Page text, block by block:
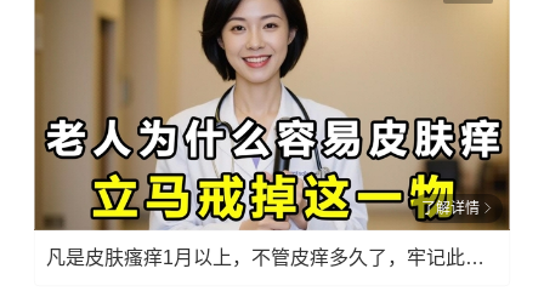
了解详情
凡是皮肤瘙痒1月以上，不管皮痒多久了，牢记此法，快！准！狠！